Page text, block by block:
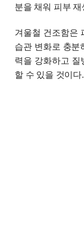
분을 채워 피부
겨울철 건조함은
습관 변화로 충분
력을 강화하고
할 수 있을 것이다.